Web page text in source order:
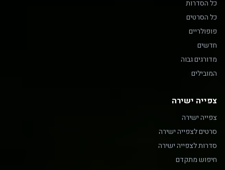
כל הסדרות
כל הסרטים
פופולריים
חדשים
מדורגים גבוה
המובילים
צפייה ישירה
צפייה ישירה
סרטים לצפייה ישירה
סדרות לצפייה ישירה
חיפוש מתקדם